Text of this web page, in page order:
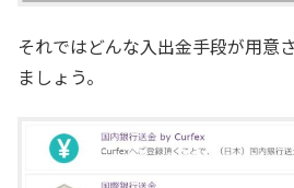
それではどんな入出金手段が用意
ましょう。